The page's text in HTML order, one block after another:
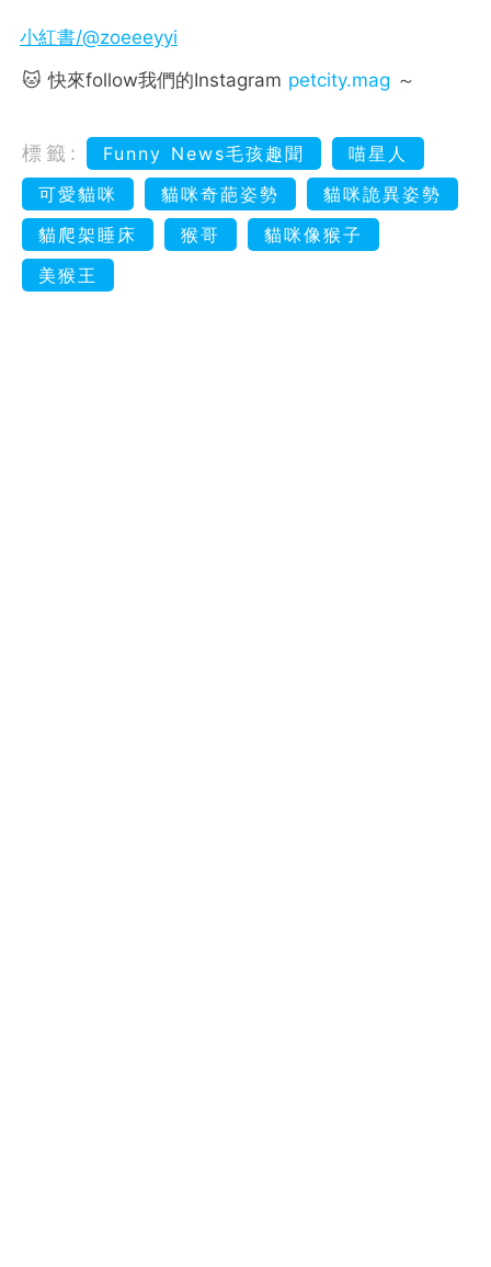
小紅書/@zoeeeyyi
🐱 快來follow我們的Instagram petcity.mag ～
標籤: Funny News毛孩趣聞
喵星人
可愛貓咪
貓咪奇葩姿勢
貓咪詭異姿勢
貓爬架睡床
猴哥
貓咪像猴子
美猴王